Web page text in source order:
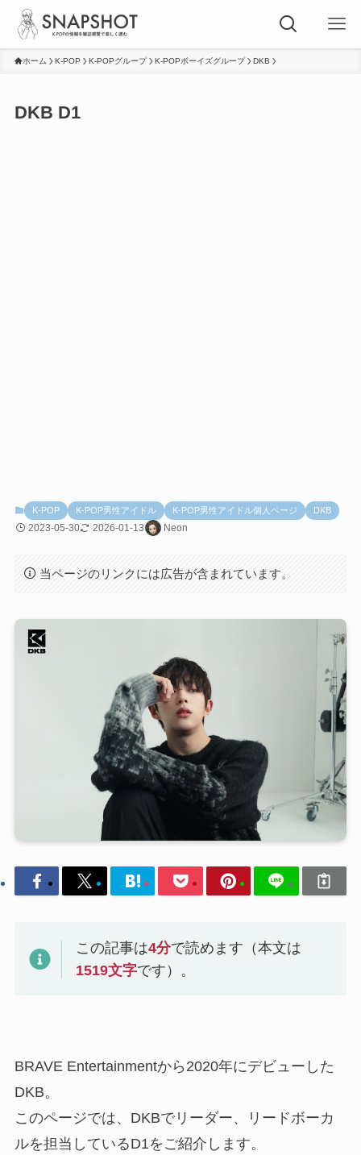
ホーム K-POP K-POPグループ K-POPボーイズグループ DKB
DKB D1
K-POP K-POP男性アイドル K-POP男性アイドル個人ページ DKB
2023-05-30 2026-01-13 Neon
当ページのリンクには広告が含まれています。
この記事は4分で読めます（本文は
1519文字です）。
BRAVE Entertainmentから2020年にデビューした
DKB。
このページでは、DKBでリーダー、リードボーカ
ルを担当しているD1をご紹介します。